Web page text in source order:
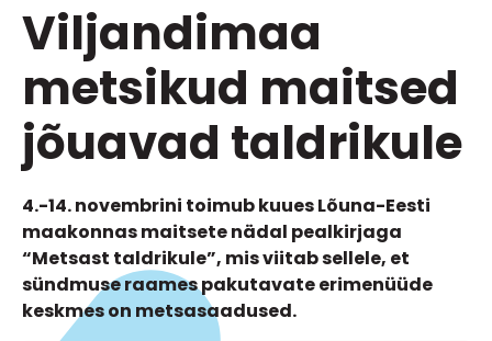
Viljandimaa
metsikud maitsed
jõuavad taldrikule
4.-14. novembrini toimub kuues Lõuna-Eesti
maakonnas maitsete nädal pealkirjaga
“Metsast taldrikule”, mis viitab sellele, et
sündmuse raames pakutavate erimenüüde
keskmes on metsasaadused.